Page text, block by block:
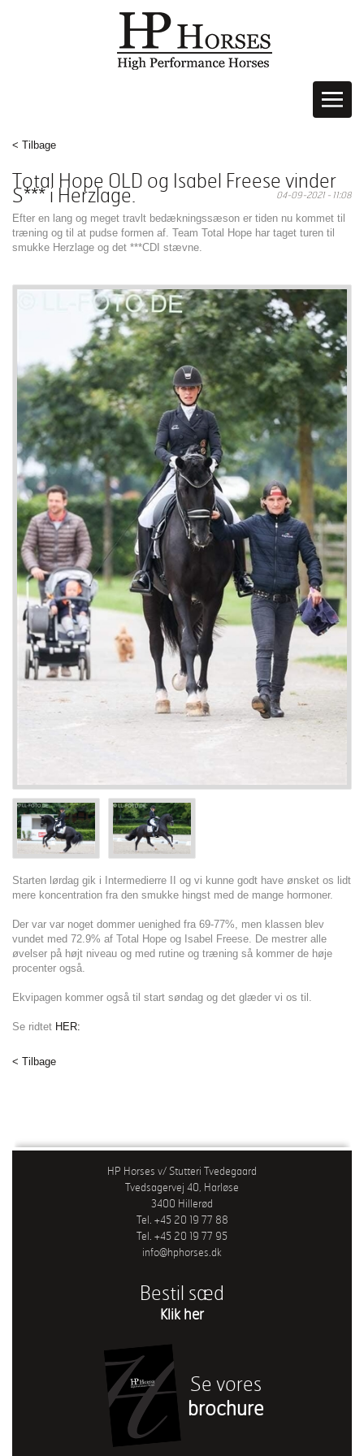
< Tilbage
Total Hope OLD og Isabel Freese vinder
S*** i Herzlage. 04-09-2021 - 11:08
Efter en lang og meget travlt bedækningssæson er tiden nu kommet til
træning og til at pudse formen af. Team Total Hope har taget turen til
smukke Herzlage og det ***CDI stævne.
Starten lørdag gik i Intermedierre II og vi kunne godt have ønsket os lidt
mere koncentration fra den smukke hingst med de mange hormoner.
Der var var noget dommer uenighed fra 69-77%, men klassen blev
vundet med 72.9% af Total Hope og Isabel Freese. De mestrer alle
øvelser på højt niveau og med rutine og træning så kommer de høje
procenter også.
Ekvipagen kommer også til start søndag og det glæder vi os til.
Se ridtet HER:
< Tilbage
HP Horses v/ Stutteri Tvedegaard
Tvedsagervej 40, Harløse
3400 Hillerød
Tel. +45 20 19 77 88
Tel. +45 20 19 77 95
info@hphorses.dk
Bestil sæd
Klik her
Se vores
brochure